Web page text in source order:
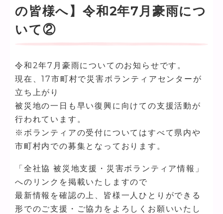
の皆様へ】令和2年7月豪雨につ
いて②
令和2年7月豪雨についてのお知らせです。
現在、17市町村で災害ボランティアセンターが
立ち上がり
被災地の一日も早い復興に向けての支援活動が
行われています。
※ボランティアの受付についてはすべて県内や
市町村内での募集となっております。
「全社協 被災地支援・災害ボランティア情報」
へのリンクを掲載いたしますので
最新情報を確認の上、皆様一人ひとりができる
形でのご支援・ご協力をよろしくお願いいたし